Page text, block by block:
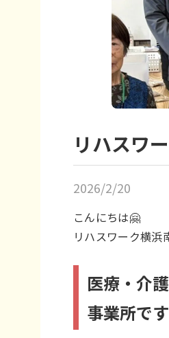
リハスワ
2026/2/20
こんにちは🤗
リハスワーク横浜
医療・介
事業所で